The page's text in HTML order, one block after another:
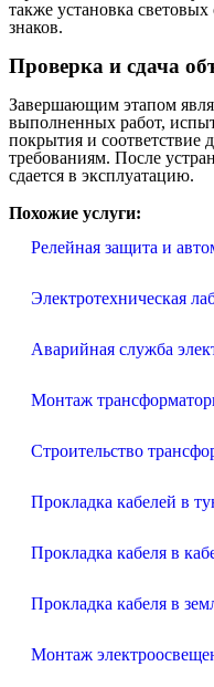
также установка
знаков.
Проверка и сдача
Завершающим этапом
выполненных работ,
покрытия и соответствие
требованиям. После
сдается в эксплуатацию.
Похожие услуги:
Релейная защита и
Электротехническая
Аварийная служба
Монтаж
Строительство
Прокладка кабелей в
Прокладка кабеля в
Прокладка кабеля в
Монтаж